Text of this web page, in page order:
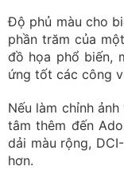
Độ phủ màu cho
phần trăm của
đồ họa phổ biến,
ứng tốt các công
Nếu làm chỉnh
tâm thêm đến
dải màu rộng,
hơn.